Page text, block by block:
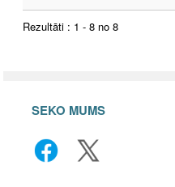
Rezultāti : 1 - 8 no 8
SEKO MUMS